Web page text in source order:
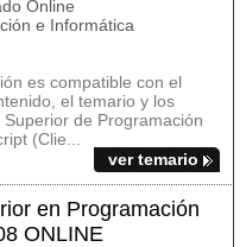
Online
e Informática
es compatible con el
el temario y los
de Programación
(Clie...
ver temario
en Programación
ONLINE